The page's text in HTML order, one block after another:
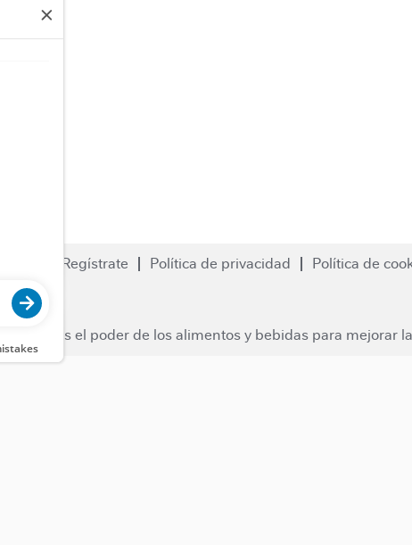
Regístrate Política de privacidad Política de
el poder de los alimentos y bebidas para